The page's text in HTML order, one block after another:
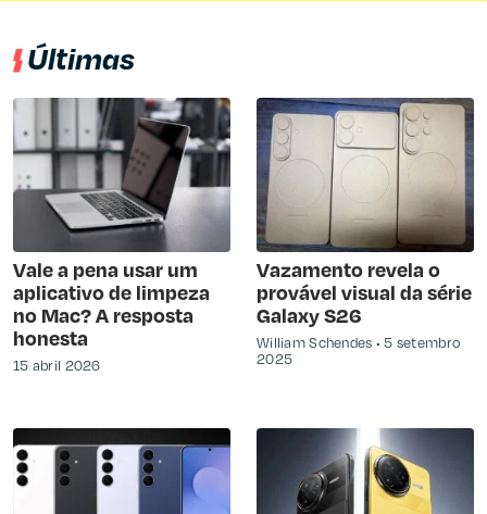
Últimas
Vale a pena usar um
aplicativo de limpeza
no Mac? A resposta
honesta
15 abril 2026
Vazamento revela o
provável visual da série
Galaxy S26
William Schendes
5 setembro
2025